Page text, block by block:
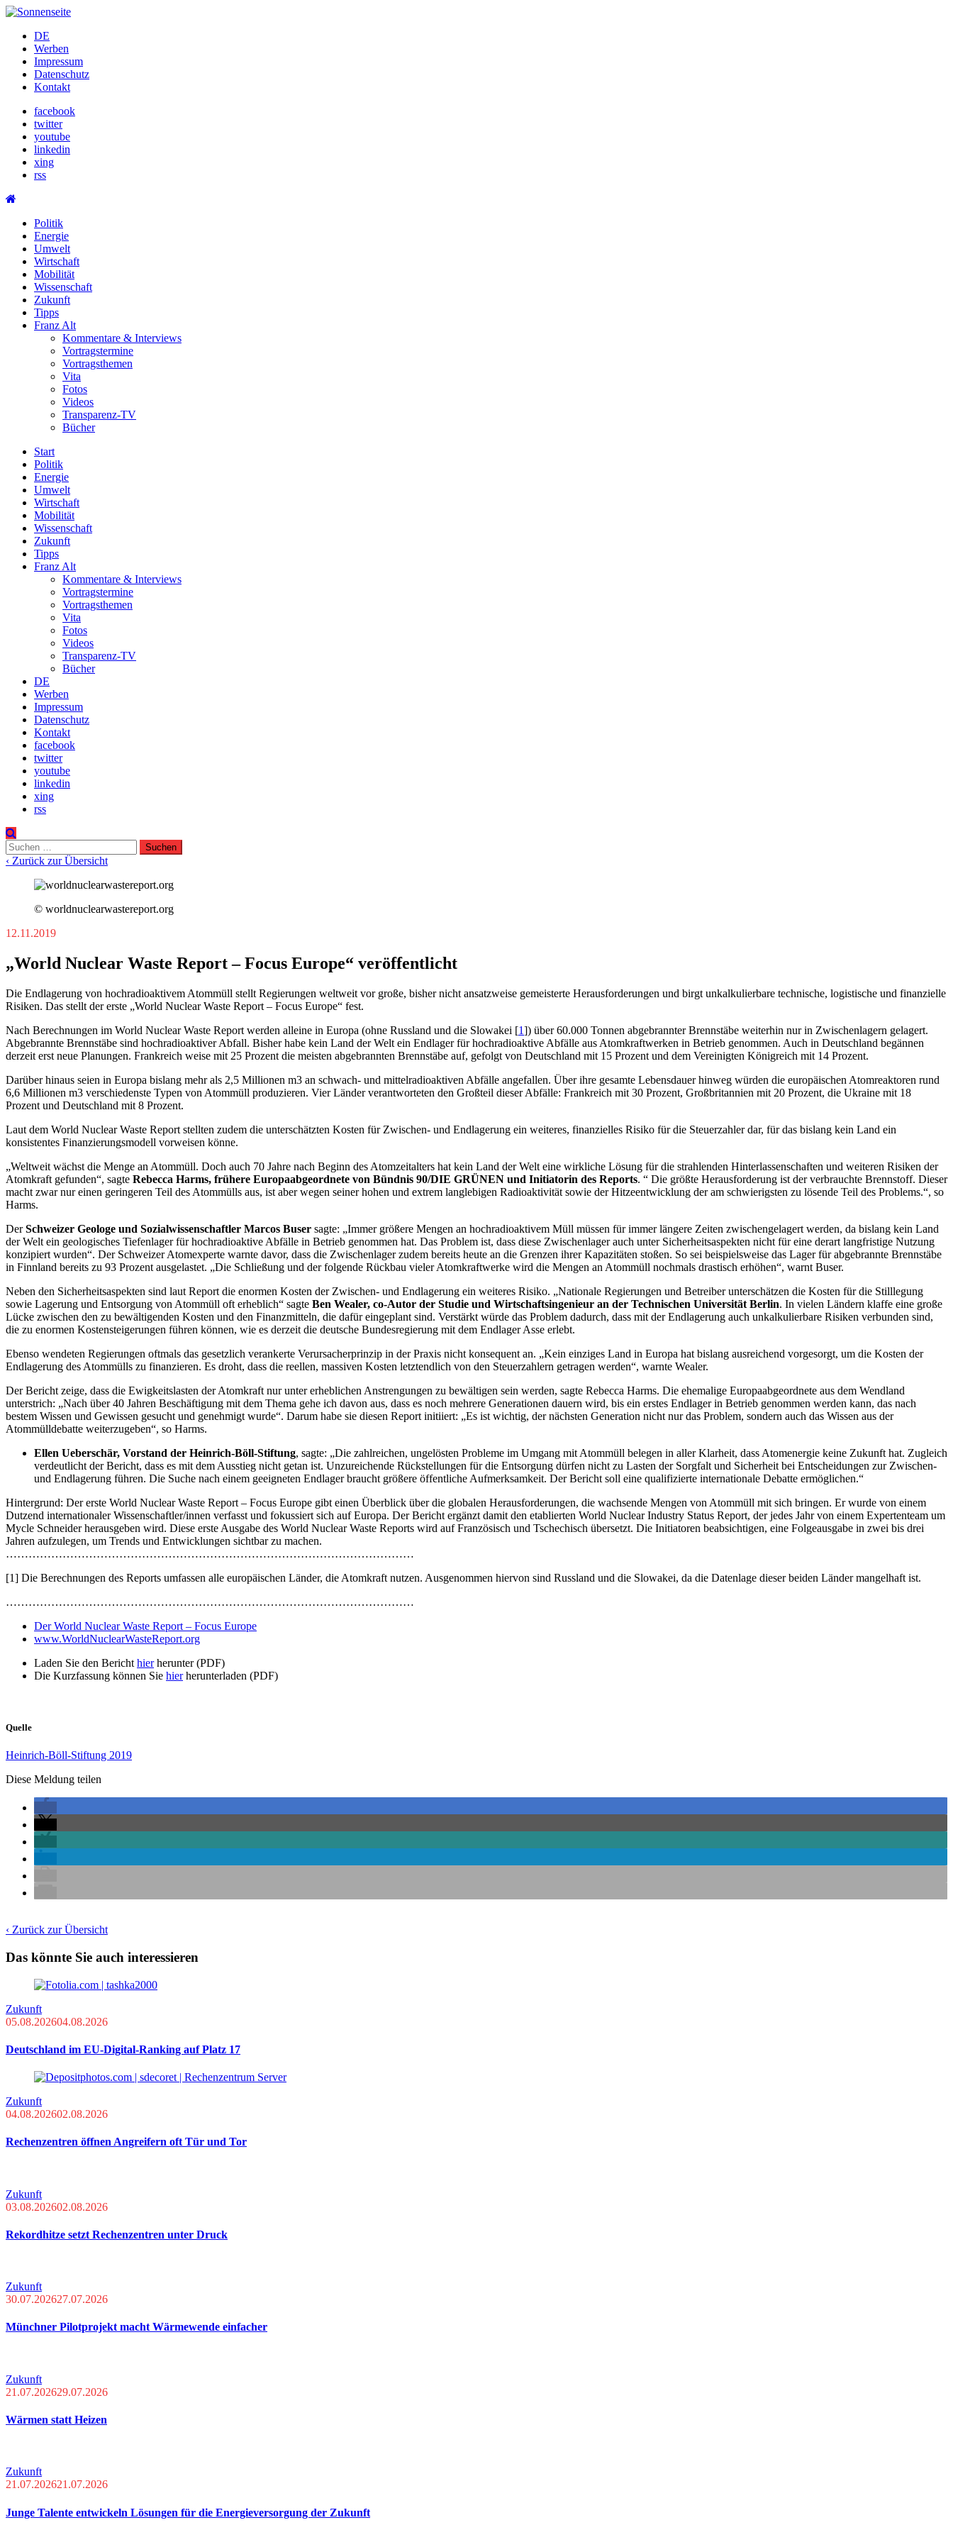
Skip
contentDE
Werben
Impressum
Datenschutz
Kontakt
facebook
twitter
youtube
linkedin
xing
rss
Politik
Energie
Umwelt
Wirtschaft
Mobilität
Wissenschaft
Zukunft
Tipps
Franz Alt
Kommentare & Interviews
Vortragstermine
Vortragsthemen
Vita
Fotos
Videos
Transparenz-TV
Bücher
Start
Politik
Energie
Umwelt
Wirtschaft
Mobilität
Wissenschaft
Zukunft
Tipps
Franz Alt
Kommentare & Interviews
Vortragstermine
Vortragsthemen
Vita
Fotos
Videos
Transparenz-TV
Bücher
DE
Werben
Impressum
Datenschutz
Kontakt
facebook
twitter
youtube
linkedin
xing
rss
Suchen
nach:
‹ Zurück zur Übersicht
© worldnuclearwastereport.org
12.11.2019
„World Nuclear Waste Report – Focus Europe“ veröffentlicht
Die Endlagerung von hochradioaktivem Atommüll stellt Regierungen weltweit vor große, bisher nicht ansatzweise gemeisterte Herausforderungen und birgt unkalkulierbare technische, logistische und finanzielle
Risiken. Das stellt der erste „World Nuclear Waste Report – Focus Europe“ fest.
Nach Berechnungen im World Nuclear Waste Report werden alleine in Europa (ohne Russland und die Slowakei [1]) über 60.000 Tonnen abgebrannter Brennstäbe weiterhin nur in Zwischenlagern gelagert.
Abgebrannte Brennstäbe sind hochradioaktiver Abfall. Bisher habe kein Land der Welt ein Endlager für hochradioaktive Abfälle aus Atomkraftwerken in Betrieb genommen. Auch in Deutschland begännen
derzeit erst neue Planungen. Frankreich weise mit 25 Prozent die meisten abgebrannten Brennstäbe auf, gefolgt von Deutschland mit 15 Prozent und dem Vereinigten Königreich mit 14 Prozent.
Darüber hinaus seien in Europa bislang mehr als 2,5 Millionen m3 an schwach- und mittelradioaktiven Abfälle angefallen. Über ihre gesamte Lebensdauer hinweg würden die europäischen Atomreaktoren rund
6,6 Millionen m3 verschiedenste Typen von Atommüll produzieren. Vier Länder verantworteten den Großteil dieser Abfälle: Frankreich mit 30 Prozent, Großbritannien mit 20 Prozent, die Ukraine mit 18
Prozent und Deutschland mit 8 Prozent.
Laut dem World Nuclear Waste Report stellten zudem die unterschätzten Kosten für Zwischen- und Endlagerung ein weiteres, finanzielles Risiko für die Steuerzahler dar, für das bislang kein Land ein
konsistentes Finanzierungsmodell vorweisen könne.
„Weltweit wächst die Menge an Atommüll. Doch auch 70 Jahre nach Beginn des Atomzeitalters hat kein Land der Welt eine wirkliche Lösung für die strahlenden Hinterlassenschaften und weiteren Risiken der
Atomkraft gefunden“, sagte Rebecca Harms, frühere Europaabgeordnete von Bündnis 90/DIE GRÜNEN und Initiatorin des Reports. “ Die größte Herausforderung ist der verbrauchte Brennstoff. Dieser
macht zwar nur einen geringeren Teil des Atommülls aus, ist aber wegen seiner hohen und extrem langlebigen Radioaktivität sowie der Hitzeentwicklung der am schwierigsten zu lösende Teil des Problems.“, so
Harms.
DerSchweizer Geologe und Sozialwissenschaftler Marcos Buser sagte: „Immer größere Mengen an hochradioaktivem Müll müssen für immer längere Zeiten zwischengelagert werden, da bislang kein Land
der Welt ein geologisches Tiefenlager für hochradioaktive Abfälle in Betrieb genommen hat. Das Problem ist, dass diese Zwischenlager auch unter Sicherheitsaspekten nicht für eine derart langfristige Nutzung
konzipiert wurden“. Der Schweizer Atomexperte warnte davor, dass die Zwischenlager zudem bereits heute an die Grenzen ihrer Kapazitäten stoßen. So sei beispielsweise das Lager für abgebrannte Brennstäbe
in Finnland bereits zu 93 Prozent ausgelastet. „Die Schließung und der folgende Rückbau vieler Atomkraftwerke wird die Mengen an Atommüll nochmals drastisch erhöhen“, warnt Buser.
Neben den Sicherheitsaspekten sind laut Report die enormen Kosten der Zwischen- und Endlagerung ein weiteres Risiko. „Nationale Regierungen und Betreiber unterschätzen die Kosten für die Stilllegung
sowie Lagerung und Entsorgung von Atommüll oft erheblich“ sagte Ben Wealer, co-Autor der Studie und Wirtschaftsingenieur an der Technischen Universität Berlin. In vielen Ländern klaffe eine große
Lücke zwischen den zu bewältigenden Kosten und den Finanzmitteln, die dafür eingeplant sind. Verstärkt würde das Problem dadurch, dass mit der Endlagerung auch unkalkulierbare Risiken verbunden sind,
die zu enormen Kostensteigerungen führen können, wie es derzeit die deutsche Bundesregierung mit dem Endlager Asse erlebt.
Ebenso wendeten Regierungen oftmals das gesetzlich verankerte Verursacherprinzip in der Praxis nicht konsequent an. „Kein einziges Land in Europa hat bislang ausreichend vorgesorgt, um die Kosten der
Endlagerung des Atommülls zu finanzieren. Es droht, dass die reellen, massiven Kosten letztendlich von den Steuerzahlern getragen werden“, warnte Wealer.
Der Bericht zeige, dass die Ewigkeitslasten der Atomkraft nur unter erheblichen Anstrengungen zu bewältigen sein werden, sagte Rebecca Harms. Die ehemalige Europaabgeordnete aus dem Wendland
unterstrich: „Nach über 40 Jahren Beschäftigung mit dem Thema gehe ich davon aus, dass es noch mehrere Generationen dauern wird, bis ein erstes Endlager in Betrieb genommen werden kann, das nach
bestem Wissen und Gewissen gesucht und genehmigt wurde“. Darum habe sie diesen Report initiiert: „Es ist wichtig, der nächsten Generation nicht nur das Problem, sondern auch das Wissen aus der
Atommülldebatte weiterzugeben“, so Harms.
Ellen Ueberschär, Vorstand der Heinrich-Böll-Stiftung, sagte: „Die zahlreichen, ungelösten Probleme im Umgang mit Atommüll belegen in aller Klarheit, dass Atomenergie keine Zukunft hat. Zugleich
verdeutlicht der Bericht, dass es mit dem Ausstieg nicht getan ist. Unzureichende Rückstellungen für die Entsorgung dürfen nicht zu Lasten der Sorgfalt und Sicherheit bei Entscheidungen zur Zwischen-
und Endlagerung führen. Die Suche nach einem geeigneten Endlager braucht größere öffentliche Aufmerksamkeit. Der Bericht soll eine qualifizierte internationale Debatte ermöglichen.“
Hintergrund: Der erste World Nuclear Waste Report – Focus Europe gibt einen Überblick über die globalen Herausforderungen, die wachsende Mengen von Atommüll mit sich bringen. Er wurde von einem
Dutzend internationaler Wissenschaftler/innen verfasst und fokussiert sich auf Europa. Der Bericht ergänzt damit den etablierten World Nuclear Industry Status Report, der jedes Jahr von einem Expertenteam um
Mycle Schneider herausgeben wird. Diese erste Ausgabe des World Nuclear Waste Reports wird auf Französisch und Tschechisch übersetzt. Die Initiatoren beabsichtigen, eine Folgeausgabe in zwei bis drei
Jahren aufzulegen, um Trends und Entwicklungen sichtbar zu machen.
………………………………………………………………………………………………
[1] Die Berechnungen des Reports umfassen alle europäischen Länder, die Atomkraft nutzen. Ausgenommen hiervon sind Russland und die Slowakei, da die Datenlage dieser beiden Länder mangelhaft ist.
………………………………………………………………………………………………
Der World Nuclear Waste Report – Focus Europe
www.WorldNuclearWasteReport.org
Laden Sie den Bericht hierherunter (PDF)
Die Kurzfassung können Sie hierherunterladen (PDF)
Quelle
Heinrich-Böll-Stiftung 2019
Diese Meldung teilen
‹ Zurück zur Übersicht
Das könnte Sie auch interessieren
Zukunft
05.08.202604.08.2026
Deutschland im EU-Digital-Ranking auf Platz 17
Zukunft
04.08.202602.08.2026
Rechenzentren öffnen Angreifern oft Tür und Tor
Zukunft
03.08.202602.08.2026
Rekordhitze setzt Rechenzentren unter Druck
Zukunft
30.07.202627.07.2026
Münchner Pilotprojekt macht Wärmewende einfacher
Zukunft
21.07.202629.07.2026
Wärmen statt Heizen
Zukunft
21.07.202621.07.2026
Junge Talente entwickeln Lösungen für die Energieversorgung der Zukunft